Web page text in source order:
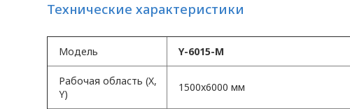
Технические характеристики
Модель Y-6015-M
Рабочая область (X,
Y)
1500x6000 мм